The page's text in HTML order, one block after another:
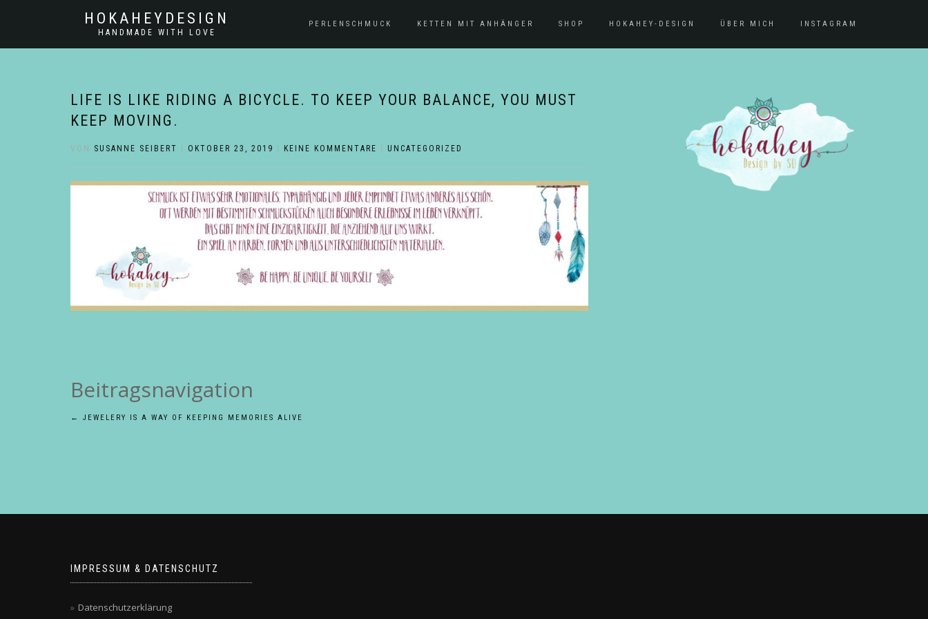
HOKAHEYDESIGN
HANDMADE WITH LOVE
PERLENSCHMUCK KETTEN MIT ANHÄNGER SHOP HOKAHEY-DESIGN ÜBER MICH INSTAGRAM
LIFE IS LIKE RIDING A BICYCLE. TO KEEP YOUR BALANCE, YOU MUST
KEEP MOVING.
VON SUSANNE SEIBERT OKTOBER 23, 2019 KEINE KOMMENTARE UNCATEGORIZED
Beitragsnavigation
← JEWELERY IS A WAY OF KEEPING MEMORIES ALIVE
IMPRESSUM & DATENSCHUTZ
Datenschutzerklärung